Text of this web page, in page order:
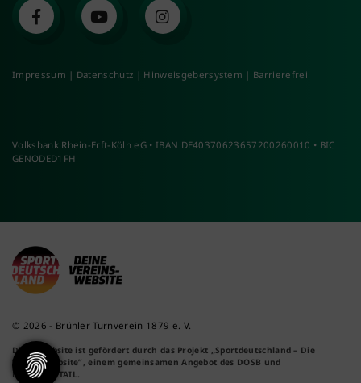
Impressum | Datenschutz | Hinweisgebersystem | Barrierefrei
Volksbank Rhein-Erft-Köln eG • IBAN DE40370623657200260010 • BIC
GENODED1FH
© 2026 - Brühler Turnverein 1879 e. V.
Diese Website ist gefördert durch das Projekt „Sportdeutschland – Die
Vereinswebsite” , einem gemeinsamen Angebot des DOSB und
NETZCOCKTAIL.